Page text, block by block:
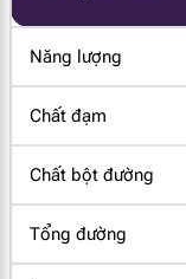
Năng lượng
Chất đạm
Chất bột đường
Tổng đường